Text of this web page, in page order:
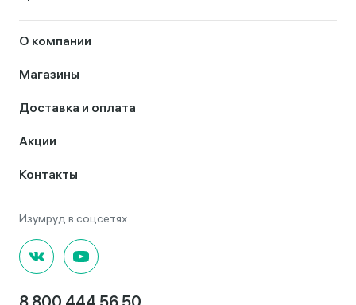
О компании
Магазины
Доставка и оплата
Акции
Контакты